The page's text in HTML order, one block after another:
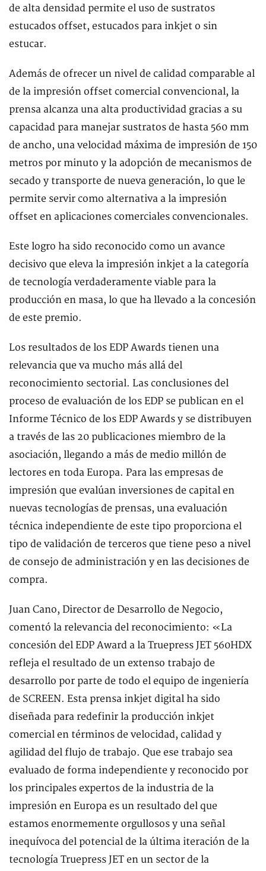
de alta densidad permite el uso de sustratos
estucados offset, estucados para inkjet o sin
estucar.
Además de ofrecer un nivel de calidad comparable al
de la impresión offset comercial convencional, la
prensa alcanza una alta productividad gracias a su
capacidad para manejar sustratos de hasta 560 mm
de ancho, una velocidad máxima de impresión de 150
metros por minuto y la adopción de mecanismos de
secado y transporte de nueva generación, lo que le
permite servir como alternativa a la impresión
offset en aplicaciones comerciales convencionales.
Este logro ha sido reconocido como un avance
decisivo que eleva la impresión inkjet a la categoría
de tecnología verdaderamente viable para la
producción en masa, lo que ha llevado a la concesión
de este premio.
Los resultados de los EDP Awards tienen una
relevancia que va mucho más allá del
reconocimiento sectorial. Las conclusiones del
proceso de evaluación de los EDP se publican en el
Informe Técnico de los EDP Awards y se distribuyen
a través de las 20 publicaciones miembro de la
asociación, llegando a más de medio millón de
lectores en toda Europa. Para las empresas de
impresión que evalúan inversiones de capital en
nuevas tecnologías de prensas, una evaluación
técnica independiente de este tipo proporciona el
tipo de validación de terceros que tiene peso a nivel
de consejo de administración y en las decisiones de
compra.
Juan Cano, Director de Desarrollo de Negocio,
comentó la relevancia del reconocimiento: «La
concesión del EDP Award a la Truepress JET 560HDX
refleja el resultado de un extenso trabajo de
desarrollo por parte de todo el equipo de ingeniería
de SCREEN. Esta prensa inkjet digital ha sido
diseñada para redefinir la producción inkjet
comercial en términos de velocidad, calidad y
agilidad del flujo de trabajo. Que ese trabajo sea
evaluado de forma independiente y reconocido por
los principales expertos de la industria de la
impresión en Europa es un resultado del que
estamos enormemente orgullosos y una señal
inequívoca del potencial de la última iteración de la
tecnología Truepress JET en un sector de la